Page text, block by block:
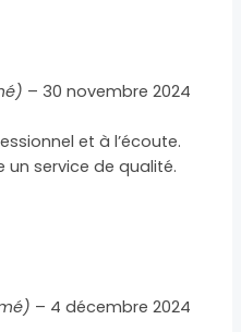
– 30 novembre 2024
et à l’écoute.
un service de qualité.
– 4 décembre 2024